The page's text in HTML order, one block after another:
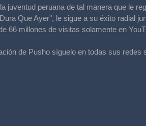
juventud peruana de tal manera que le
Que Ayer", le sigue a su éxito radial
66 millones de visitas solamente en
de Pusho síguelo en todas sus redes